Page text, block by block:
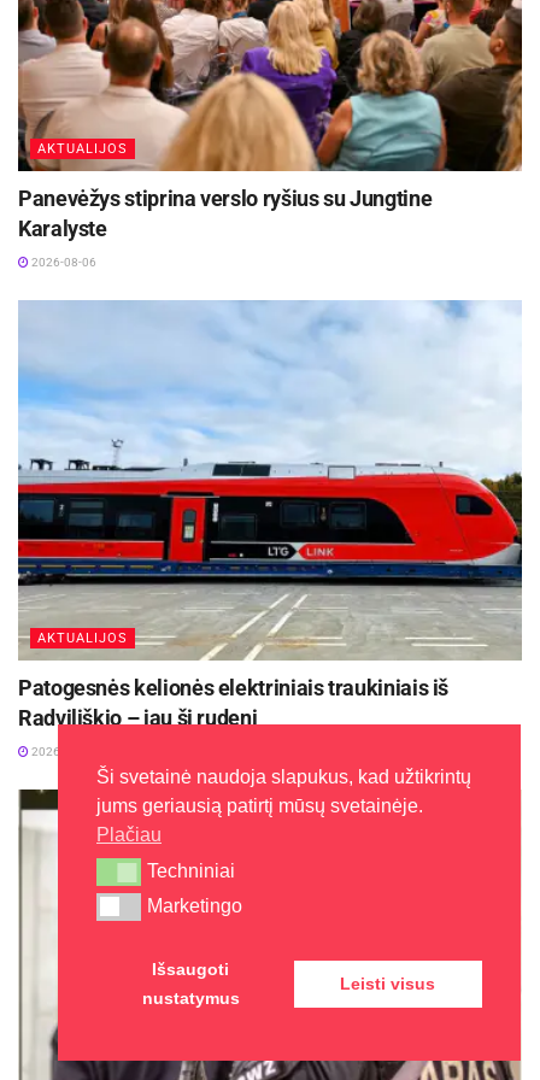
Civilinių pirotechnikos priemonių įsigijimo,
naudojimo tvarkos pažeidimas
Civilinių pirotechnikos priemonių įsigijimo, naudojimo
tvarkos pažeidimas užtraukia įspėjimą arba baudą
nuo keturiolikos iki trisdešimt eurų.
Šio straipsnio 1 dalyje numatytas administracinis
nusižengimas, padarytas pakartotinai, užtraukia
Už šio straipsnio 1, 2 dalyse numatytus
administracinius nusižengimus gali būti skiriamas
civilinių pirotechnikos priemonių konfiskavimas.
Už šio straipsnio 1, 2 dalyse numatytus
administracinius nusižengimus, padarytus viešojoje
vietoje vykstančiame renginyje, gali būti skiriamas
draudimas lankytis viešosiose vietose vykstančiuose
renginiuose nuo vienų iki dvejų metų.
AKTUALIJOS
Panevėžys stiprina verslo ryšius su Jungtine
Karalyste
2026-08-06
AKTUALIJOS
Patogesnės kelionės elektriniais traukiniais iš
Radviliškio – jau šį rudenį
2026-08-05
Ši svetainė naudoja slapukus, kad užtikrintų
jums geriausią patirtį mūsų svetainėje.
Plačiau
Techniniai
Techniniai
Marketingo
Marketingo
Išsaugoti
nustatymus
Leisti visus